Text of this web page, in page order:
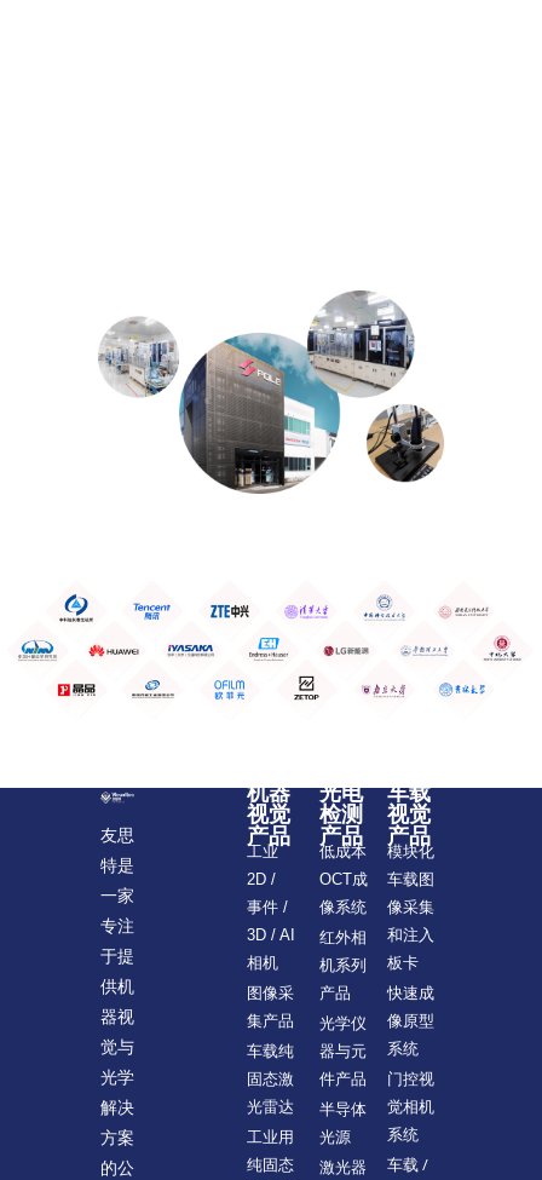
友思
特是
一家
专注
于提
供机
器视
觉与
光学
解决
方案
的公
机器
视觉
产品
工业
2D /
事件 /
3D / AI
相机
图像采
集产品
车载纯
固态激
光雷达
工业用
纯固态
光电
检测
产品
低成本
OCT成
像系统
红外相
机系列
产品
光学仪
器与元
件产品
半导体
光源
激光器
车载
视觉
产品
模块化
车载图
像采集
和注入
板卡
快速成
像原型
系统
门控视
觉相机
系统
车载 /